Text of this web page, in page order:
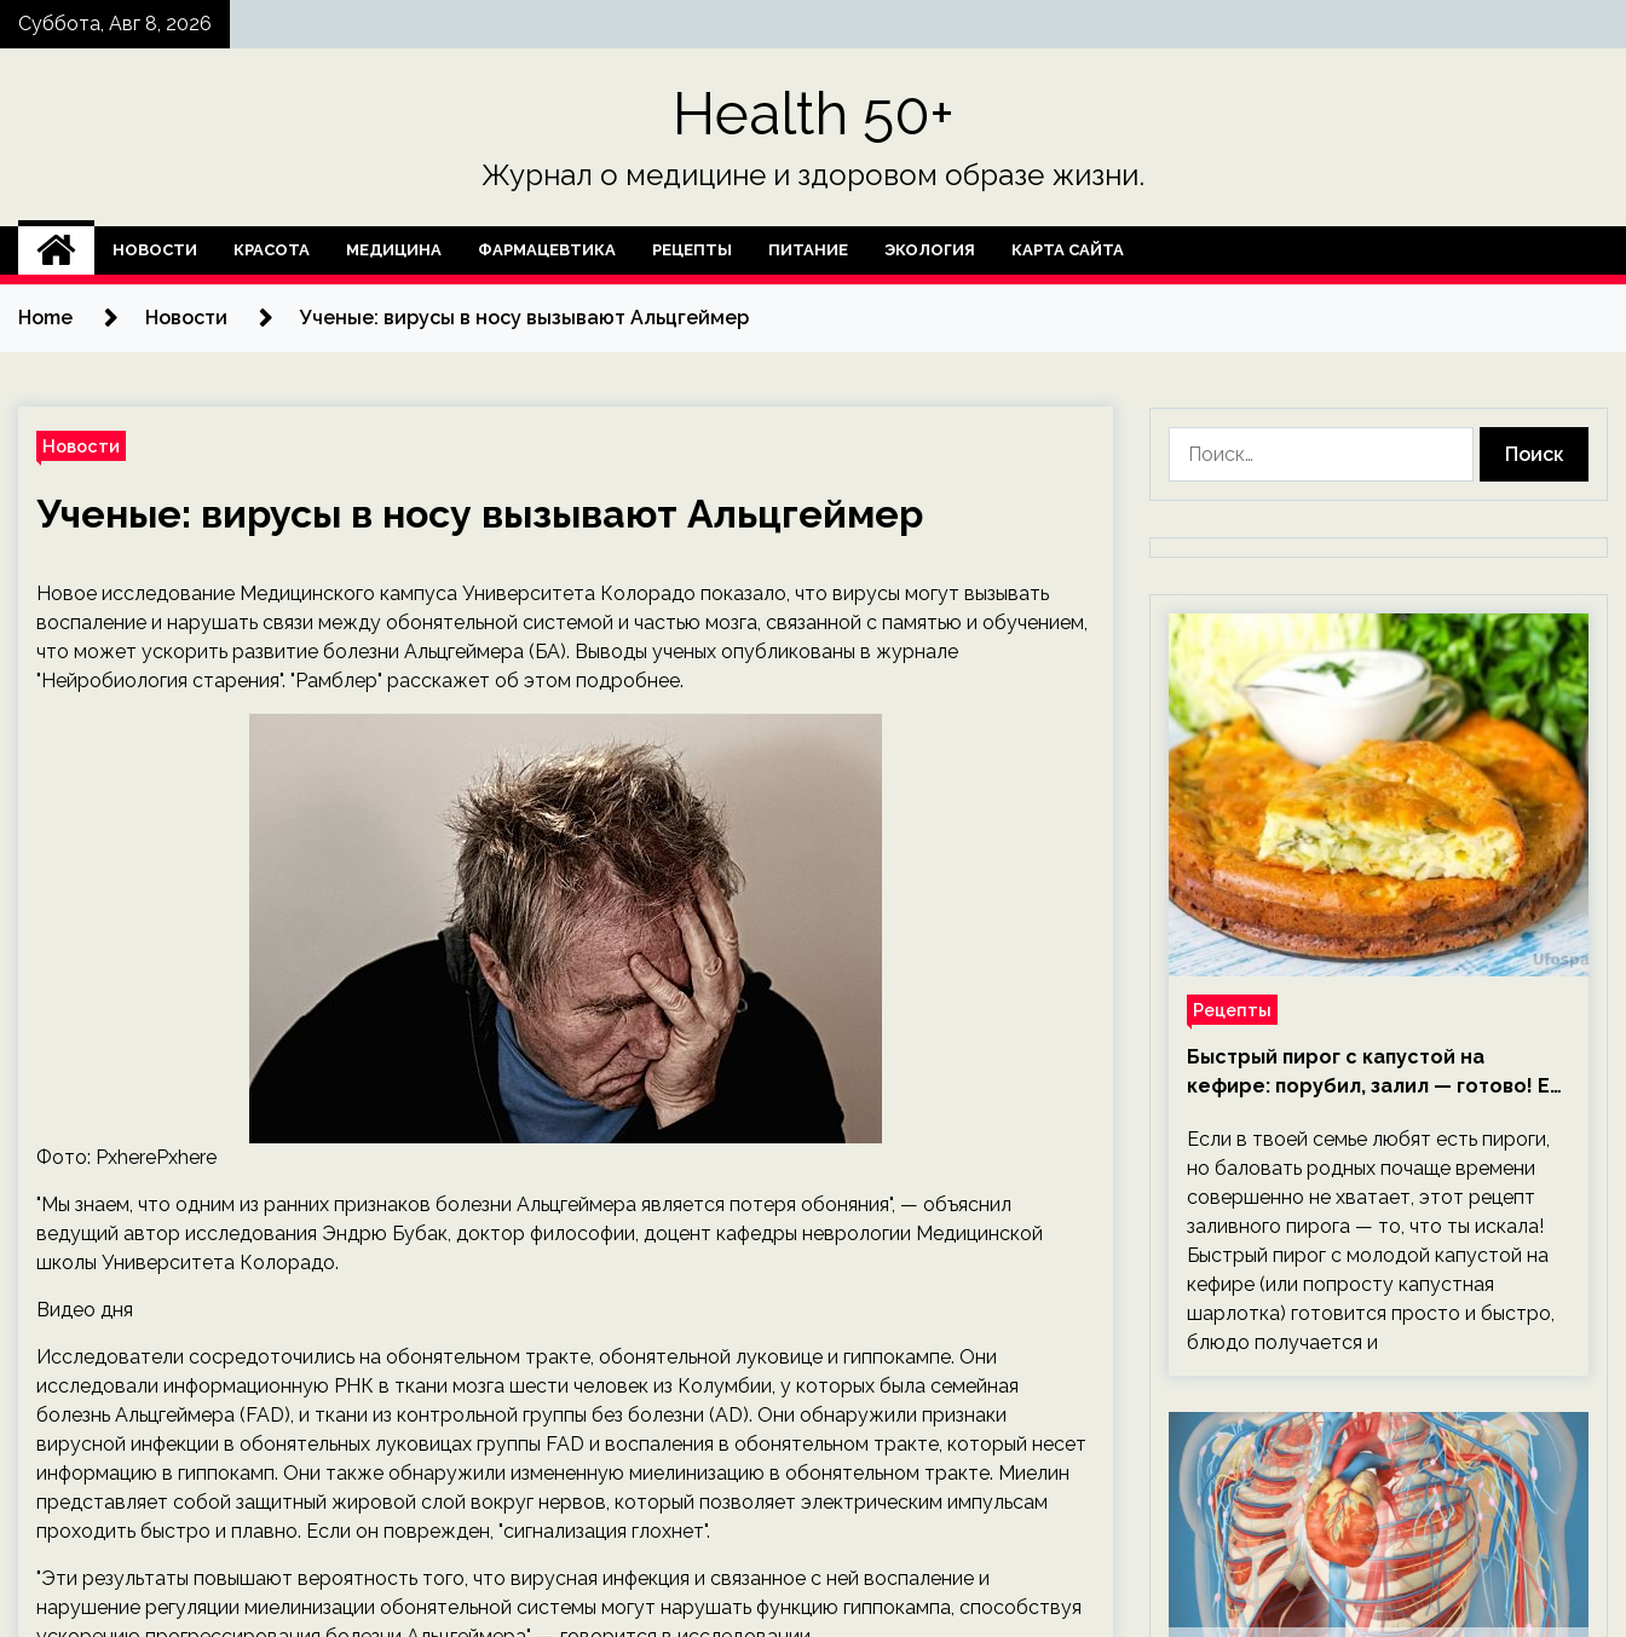
SkipСуббота, Авг 8, 2026
Health 50+
Журнал о медицине и здоровом образе жизни.
НОВОСТИ КРАСОТА МЕДИЦИНА ФАРМАЦЕВТИКА РЕЦЕПТЫ ПИТАНИЕ ЭКОЛОГИЯ КАРТА САЙТА
Home Новости Ученые: вирусы в носу вызывают Альцгеймер
Новости
Ученые: вирусы в носу вызывают Альцгеймер
Новое исследование Медицинского кампуса Университета Колорадо показало, что вирусы могут вызывать
воспаление и нарушать связи между обонятельной системой и частью мозга, связанной с памятью и обучением,
что может ускорить развитие болезни Альцгеймера (БА). Выводы ученых опубликованы в журнале
"Нейробиология старения". "Рамблер" расскажет об этом подробнее.
Фото: PxherePxhere
"Мы знаем, что одним из ранних признаков болезни Альцгеймера является потеря обоняния", — объяснил
ведущий автор исследования Эндрю Бубак, доктор философии, доцент кафедры неврологии Медицинской
школы Университета Колорадо.
Видео дня
Исследователи сосредоточились на обонятельном тракте, обонятельной луковице и гиппокампе. Они
исследовали информационную РНК в ткани мозга шести человек из Колумбии, у которых была семейная
болезнь Альцгеймера (FAD), и ткани из контрольной группы без болезни (AD). Они обнаружили признаки
вирусной инфекции в обонятельных луковицах группы FAD и воспаления в обонятельном тракте, который несет
информацию в гиппокамп. Они также обнаружили измененную миелинизацию в обонятельном тракте. Миелин
представляет собой защитный жировой слой вокруг нервов, который позволяет электрическим импульсам
проходить быстро и плавно. Если он поврежден, "сигнализация глохнет".
"Эти результаты повышают вероятность того, что вирусная инфекция и связанное с ней воспаление и
нарушение регуляции миелинизации обонятельной системы могут нарушать функцию гиппокампа, способствуя
Рецепты
Быстрый пирог с капустой на
кефире: порубил, залил — готово! Ем,
Если в твоей семье любят есть пироги,
но баловать родных почаще времени
совершенно не хватает, этот рецепт
заливного пирога — то, что ты искала!
Быстрый пирог с молодой капустой на
кефире (или попросту капустная
шарлотка) готовится просто и быстро,
блюдо получается и